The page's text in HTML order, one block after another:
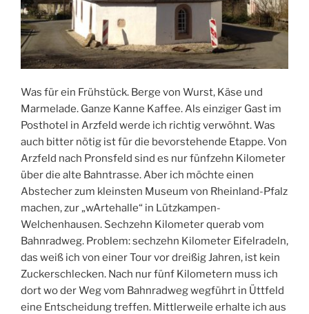
Was für ein Frühstück. Berge von Wurst, Käse und
Marmelade. Ganze Kanne Kaffee. Als einziger Gast im
Posthotel in Arzfeld werde ich richtig verwöhnt. Was
auch bitter nötig ist für die bevorstehende Etappe. Von
Arzfeld nach Pronsfeld sind es nur fünfzehn Kilometer
über die alte Bahntrasse. Aber ich möchte einen
Abstecher zum kleinsten Museum von Rheinland-Pfalz
machen, zur „wArtehalle“ in Lützkampen-
Welchenhausen. Sechzehn Kilometer querab vom
Bahnradweg. Problem: sechzehn Kilometer Eifelradeln,
das weiß ich von einer Tour vor dreißig Jahren, ist kein
Zuckerschlecken. Nach nur fünf Kilometern muss ich
dort wo der Weg vom Bahnradweg wegführt in Üttfeld
eine Entscheidung treffen. Mittlerweile erhalte ich aus